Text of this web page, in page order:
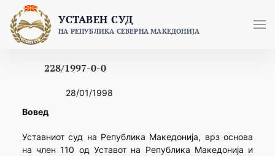
content
УСТАВЕН СУД
НА РЕПУБЛИКА СЕВЕРНА МАКЕДОНИЈА
228/1997-0-0
28/01/1998
Вовед
Уставниот суд на Република Македонија, врз основа
на член 110 од Уставот на Република Македонија и